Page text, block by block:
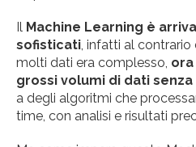
Il Machine Learning è
sofisticati, infatti al contrario
molti dati era complesso,
grossi volumi di dati
a degli algoritmi che
time, con analisi e risultati